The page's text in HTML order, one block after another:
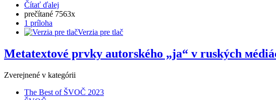
Čítať ďalej
prečítané 7563x
1 príloha
Verzia pre tlač
Metatextové prvky autorského „ja“ v ruských
Zverejnené v kategórii
The Best of ŠVOČ 2023